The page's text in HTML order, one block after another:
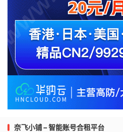
奈飞小铺 – 智能账号合租平台